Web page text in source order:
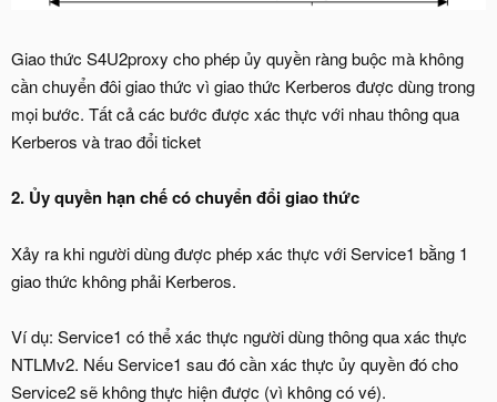
Giao thức S4U2proxy cho phép ủy quyền ràng buộc mà không
cần chuyển đôi giao thức vì giao thức Kerberos được dùng trong
mọi bước. Tất cả các bước được xác thực với nhau thông qua
Kerberos và trao đổi ticket
2. Ủy quyền hạn chế có chuyển đổi giao thức
Xảy ra khi người dùng được phép xác thực với Service1 bằng 1
giao thức không phải Kerberos.
Ví dụ: Service1 có thể xác thực người dùng thông qua xác thực
NTLMv2. Nếu Service1 sau đó cần xác thực ủy quyền đó cho
Service2 sẽ không thực hiện được (vì không có vé).